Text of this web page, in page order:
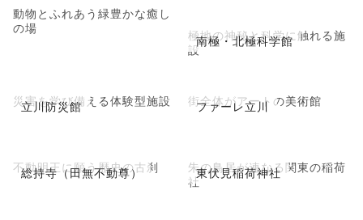
動物とふれあう緑豊かな癒し
の場
南極・北極科学館
極地の神秘と科学に触れる施
設
立川防災館
災害を学び備える体験型施設 ファーレ立川
街全体がアートの美術館
総持寺（田無不動尊）
不動明王に願う歴史の古刹 東伏見稲荷神社
朱の鳥居が連なる関東の稲荷
社